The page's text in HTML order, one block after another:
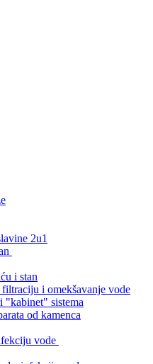
2u1
i stan
i omekšavanje vode
sistema
od kamenca
vode